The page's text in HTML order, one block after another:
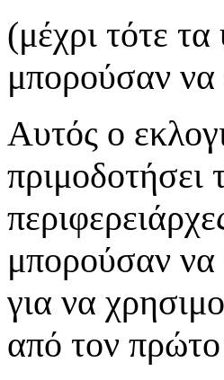
(μέχρι τότε
μπορούσαν να
Αυτός ο
πριμοδοτήσει
μπορούσαν να
για να
από τον